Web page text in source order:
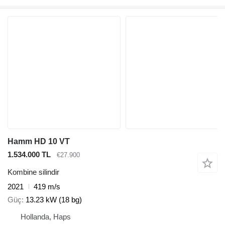
Hamm HD 10 VT
1.534.000 TL
€27.900
Kombine silindir
2021
419 m/s
Güç 13.23 kW (18 bg)
Hollanda, Haps